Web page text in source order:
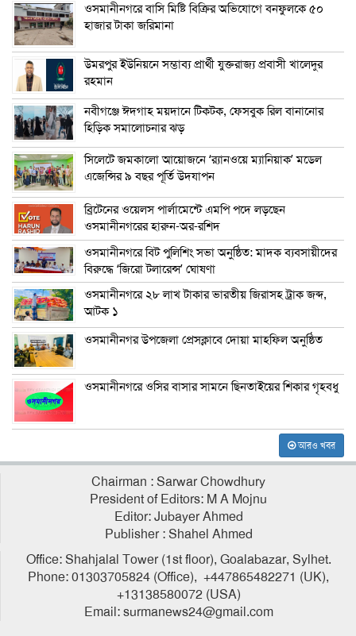
ওসমানীনগরে বাসি মিষ্টি বিক্রির অভিযোগে বনফুলকে ৫০
হাজার টাকা জরিমানা
উমরপুর ইউনিয়নে সম্ভাব্য প্রার্থী যুক্তরাজ্য প্রবাসী খালেদুর
রহমান
নবীগঞ্জে ঈদগাহ ময়দানে টিকটক, ফেসবুক রিল বানানোর
হিড়িক সমালোচনার ঝড়
সিলেটে জমকালো আয়োজনে ‘র‍্যানওয়ে ম্যানিয়াক’ মডেল
এজেন্সির ৯ বছর পূর্তি উদযাপন
ব্রিটেনের ওয়েলস পার্লামেন্টে এমপি পদে লড়ছেন
ওসমানীনগরের হারুন-অর-রশিদ
ওসমানীনগরে বিট পুলিশিং সভা অনুষ্ঠিত: মাদক ব্যবসায়ীদের
বিরুদ্ধে ‘জিরো টলারেন্স’ ঘোষণা
ওসমানীনগরে ২৮ লাখ টাকার ভারতীয় জিরাসহ ট্রাক জব্দ,
আটক ১
ওসমানীনগর উপজেলা প্রেসক্লাবে দোয়া মাহফিল অনুষ্ঠিত
ওসমানীনগরে ওসির বাসার সামনে ছিনতাইয়ের শিকার গৃহবধু
আরও খবর
Chairman : Sarwar Chowdhury
President of Editors: M A Mojnu
Editor: Jubayer Ahmed
Publisher : Shahel Ahmed
Office: Shahjalal Tower (1st floor), Goalabazar, Sylhet.
Phone: 01303705824 (Office), +447865482271 (UK),
+13138580072 (USA)
Email: surmanews24@gmail.com